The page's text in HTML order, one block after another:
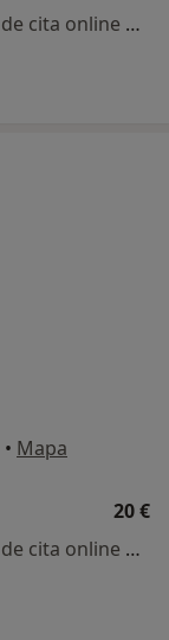
Este especialista no ofrece reserva de cita online en esta dirección.
• Mapa
20 €
Este especialista no ofrece reserva de cita online en esta dirección.